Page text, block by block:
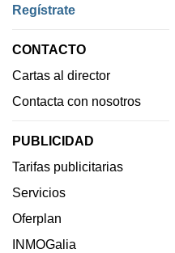
Regístrate
CONTACTO
Cartas al director
Contacta con nosotros
PUBLICIDAD
Tarifas publicitarias
Servicios
Oferplan
INMOGalia